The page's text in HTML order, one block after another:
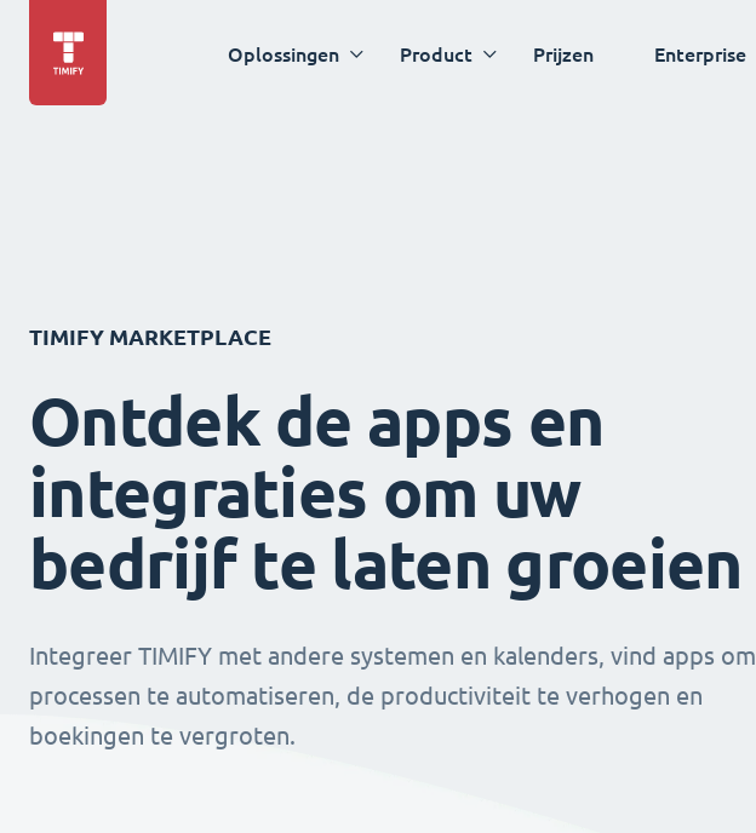
Oplossingen Product Prijzen Enterprise
TIMIFY MARKETPLACE
Ontdek de apps en
integraties om uw
bedrijf te laten groeien
Integreer TIMIFY met andere systemen en kalenders, vind apps om
processen te automatiseren, de productiviteit te verhogen en
boekingen te vergroten.